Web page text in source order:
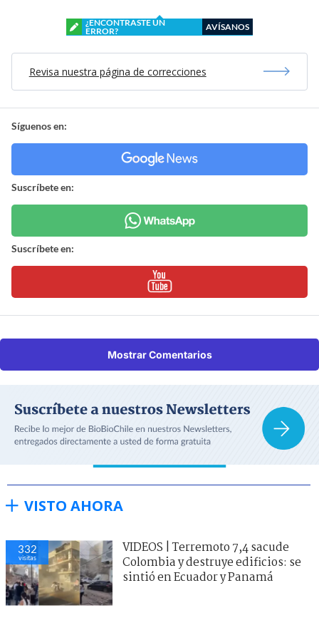
¿ENCONTRASTE UN
ERROR?
AVÍSANOS
Revisa nuestra página de correcciones
Síguenos en:
Suscríbete en:
Suscríbete en:
Mostrar Comentarios
VISTO AHORA
332
visitas
VIDEOS | Terremoto 7,4 sacude
Colombia y destruye edificios: se
sintió en Ecuador y Panamá